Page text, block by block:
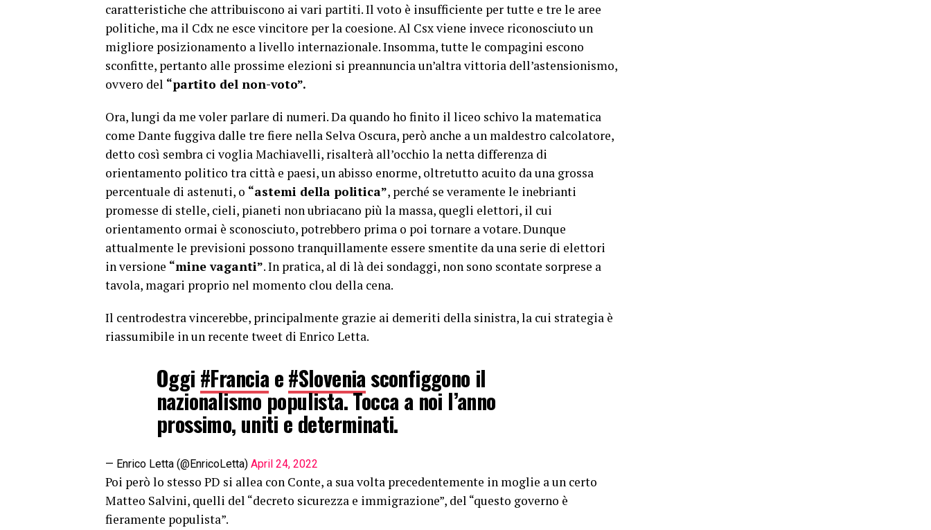
caratteristiche che attribuiscono ai vari partiti. Il voto è insufficiente per tutte e tre le aree
politiche, ma il Cdx ne esce vincitore per la coesione. Al Csx viene invece riconosciuto un
migliore posizionamento a livello internazionale. Insomma, tutte le compagini escono
sconfitte, pertanto alle prossime elezioni si preannuncia un’altra vittoria dell’astensionismo,
ovvero del “partito del non-voto”.
Ora, lungi da me voler parlare di numeri. Da quando ho finito il liceo schivo la matematica
come Dante fuggiva dalle tre fiere nella Selva Oscura, però anche a un maldestro calcolatore,
detto così sembra ci voglia Machiavelli, risalterà all’occhio la netta differenza di
orientamento politico tra città e paesi, un abisso enorme, oltretutto acuito da una grossa
percentuale di astenuti, o “astemi della politica”, perché se veramente le inebrianti
promesse di stelle, cieli, pianeti non ubriacano più la massa, quegli elettori, il cui
orientamento ormai è sconosciuto, potrebbero prima o poi tornare a votare. Dunque
attualmente le previsioni possono tranquillamente essere smentite da una serie di elettori
in versione “mine vaganti”. In pratica, al di là dei sondaggi, non sono scontate sorprese a
tavola, magari proprio nel momento clou della cena.
Il centrodestra vincerebbe, principalmente grazie ai demeriti della sinistra, la cui strategia è
riassumibile in un recente tweet di Enrico Letta.
Oggi #Franciae#Sloveniasconfiggono il
nazionalismo populista. Tocca a noi l’anno
prossimo, uniti e determinati.
— Enrico Letta (@EnricoLetta) April 24, 2022
Poi però lo stesso PD si allea con Conte, a sua volta precedentemente in moglie a un certo
Matteo Salvini, quelli del “decreto sicurezza e immigrazione”, del “questo governo è
fieramente populista”.